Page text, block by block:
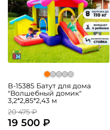
B-15385 Батут для дома
"Волшебный домик"
3,2*2,85*2,43 м
20 475 ₽
19 500 ₽